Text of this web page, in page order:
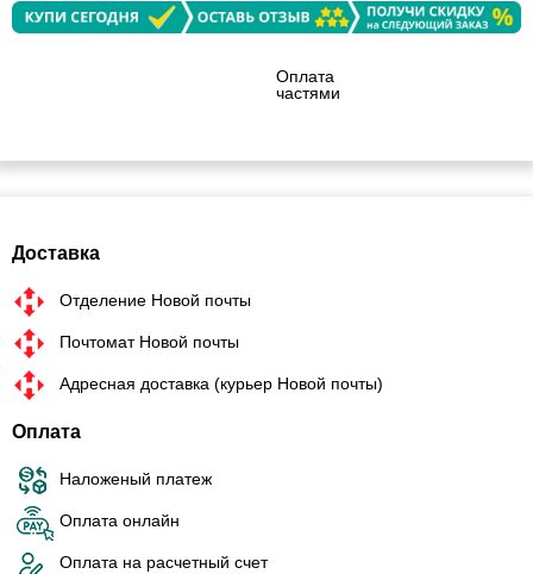
Оплата
частями
Доставка
Отделение Новой почты
Почтомат Новой почты
Адресная доставка (курьер Новой почты)
Оплата
Наложеный платеж
Оплата онлайн
Оплата на расчетный счет